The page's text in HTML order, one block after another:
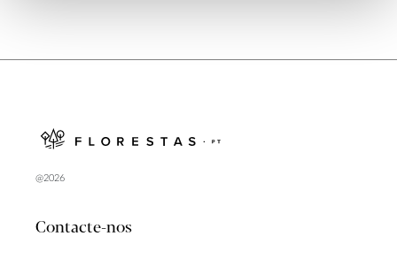
@2026
Contacte-nos